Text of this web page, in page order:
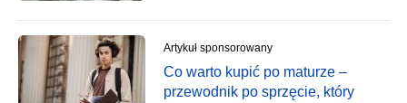
Artykuł sponsorowany
Co warto kupić po maturze –
przewodnik po sprzęcie, który